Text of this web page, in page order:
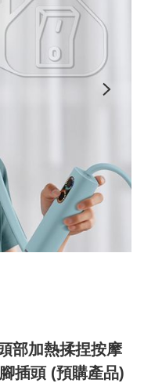
部加熱揉捏按摩
插頭 (預購產品)